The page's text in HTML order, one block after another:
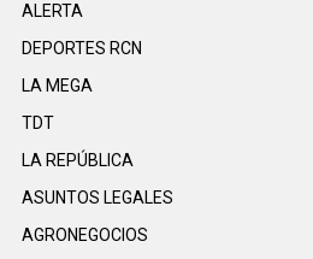
ALERTA
DEPORTES RCN
LA MEGA
TDT
LA REPÚBLICA
ASUNTOS LEGALES
AGRONEGOCIOS